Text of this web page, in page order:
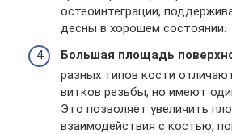
остеоинтеграции,
десны в хорошем состоянии.
Большая площадь
разных типов кости
витков резьбы, но имеют
Это позволяет увеличить
взаимодействия с костью,